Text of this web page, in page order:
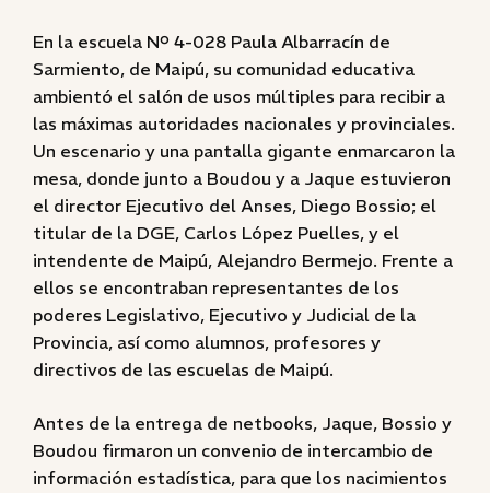
En la escuela Nº 4-028 Paula Albarracín de
Sarmiento, de Maipú, su comunidad educativa
ambientó el salón de usos múltiples para recibir a
las máximas autoridades nacionales y provinciales.
Un escenario y una pantalla gigante enmarcaron la
mesa, donde junto a Boudou y a Jaque estuvieron
el director Ejecutivo del Anses, Diego Bossio; el
titular de la DGE, Carlos López Puelles, y el
intendente de Maipú, Alejandro Bermejo. Frente a
ellos se encontraban representantes de los
poderes Legislativo, Ejecutivo y Judicial de la
Provincia, así como alumnos, profesores y
directivos de las escuelas de Maipú.
Antes de la entrega de netbooks, Jaque, Bossio y
Boudou firmaron un convenio de intercambio de
información estadística, para que los nacimientos